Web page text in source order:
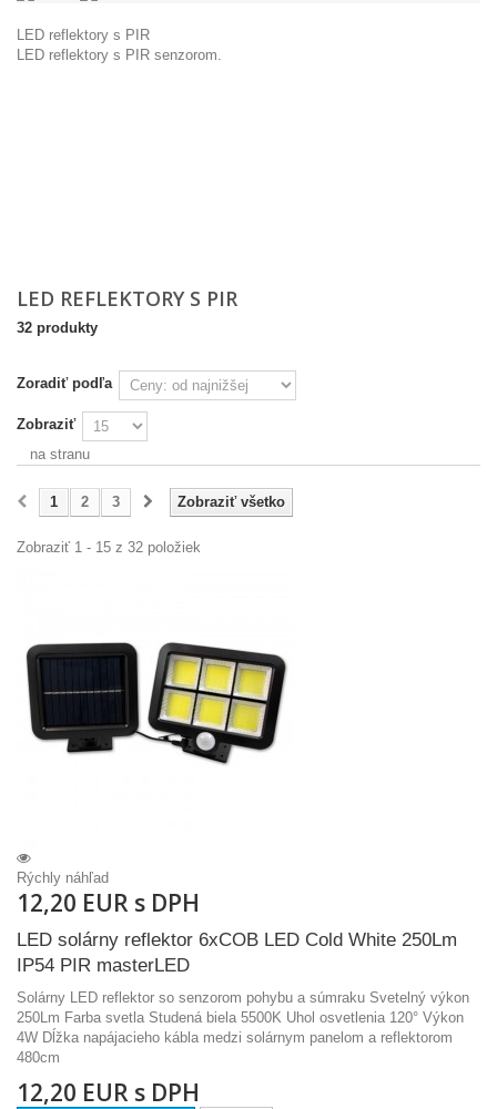
LED reflektory s PIR
LED reflektory s PIR senzorom.
LED REFLEKTORY S PIR
32 produkty
Zoradiť podľa
Zobraziť
na stranu
Zobraziť všetko
1 2 3
Zobraziť 1 - 15 z 32 položiek
Rýchly náhľad
12,20 EUR s DPH
LED solárny reflektor 6xCOB LED Cold White 250Lm
IP54 PIR masterLED
Solárny LED reflektor so senzorom pohybu a súmraku Svetelný výkon
250Lm Farba svetla Studená biela 5500K Uhol osvetlenia 120° Výkon
4W Dĺžka napájacieho kábla medzi solárnym panelom a reflektorom
480cm
12,20 EUR s DPH